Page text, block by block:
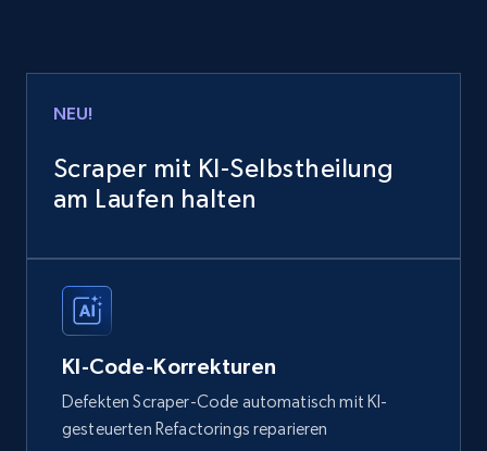
NEU!
Scraper mit KI-Selbstheilung
am Laufen halten
KI-Code-Korrekturen
Defekten Scraper-Code automatisch mit KI-
gesteuerten Refactorings reparieren